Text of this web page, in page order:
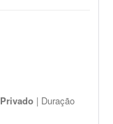
Privado | Duração